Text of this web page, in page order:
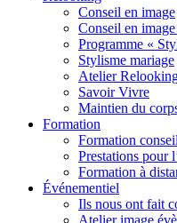
Conseil en image
Conseil en
Programme «
Stylisme mariage
Atelier
Savoir Vivre
Maintien du
Formation
Formation
Prestations pour
Formation à
Événementiel
Ils nous ont fait
Atelier image